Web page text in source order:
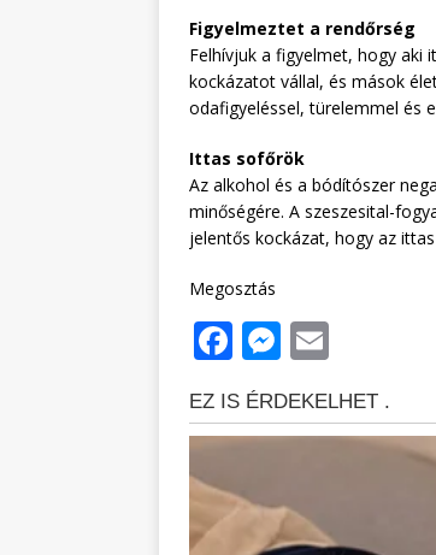
Figyelmeztet a rendőrség
Felhívjuk a figyelmet, hogy aki
kockázatot vállal, és mások
odafigyeléssel, türelemmel és
Ittas sofőrök
Az alkohol és a bódítószer
minőségére. A szeszesital-
jelentős kockázat, hogy az
Megosztás
F
a
c
e
b
o
M
e
ss
n
g
ai